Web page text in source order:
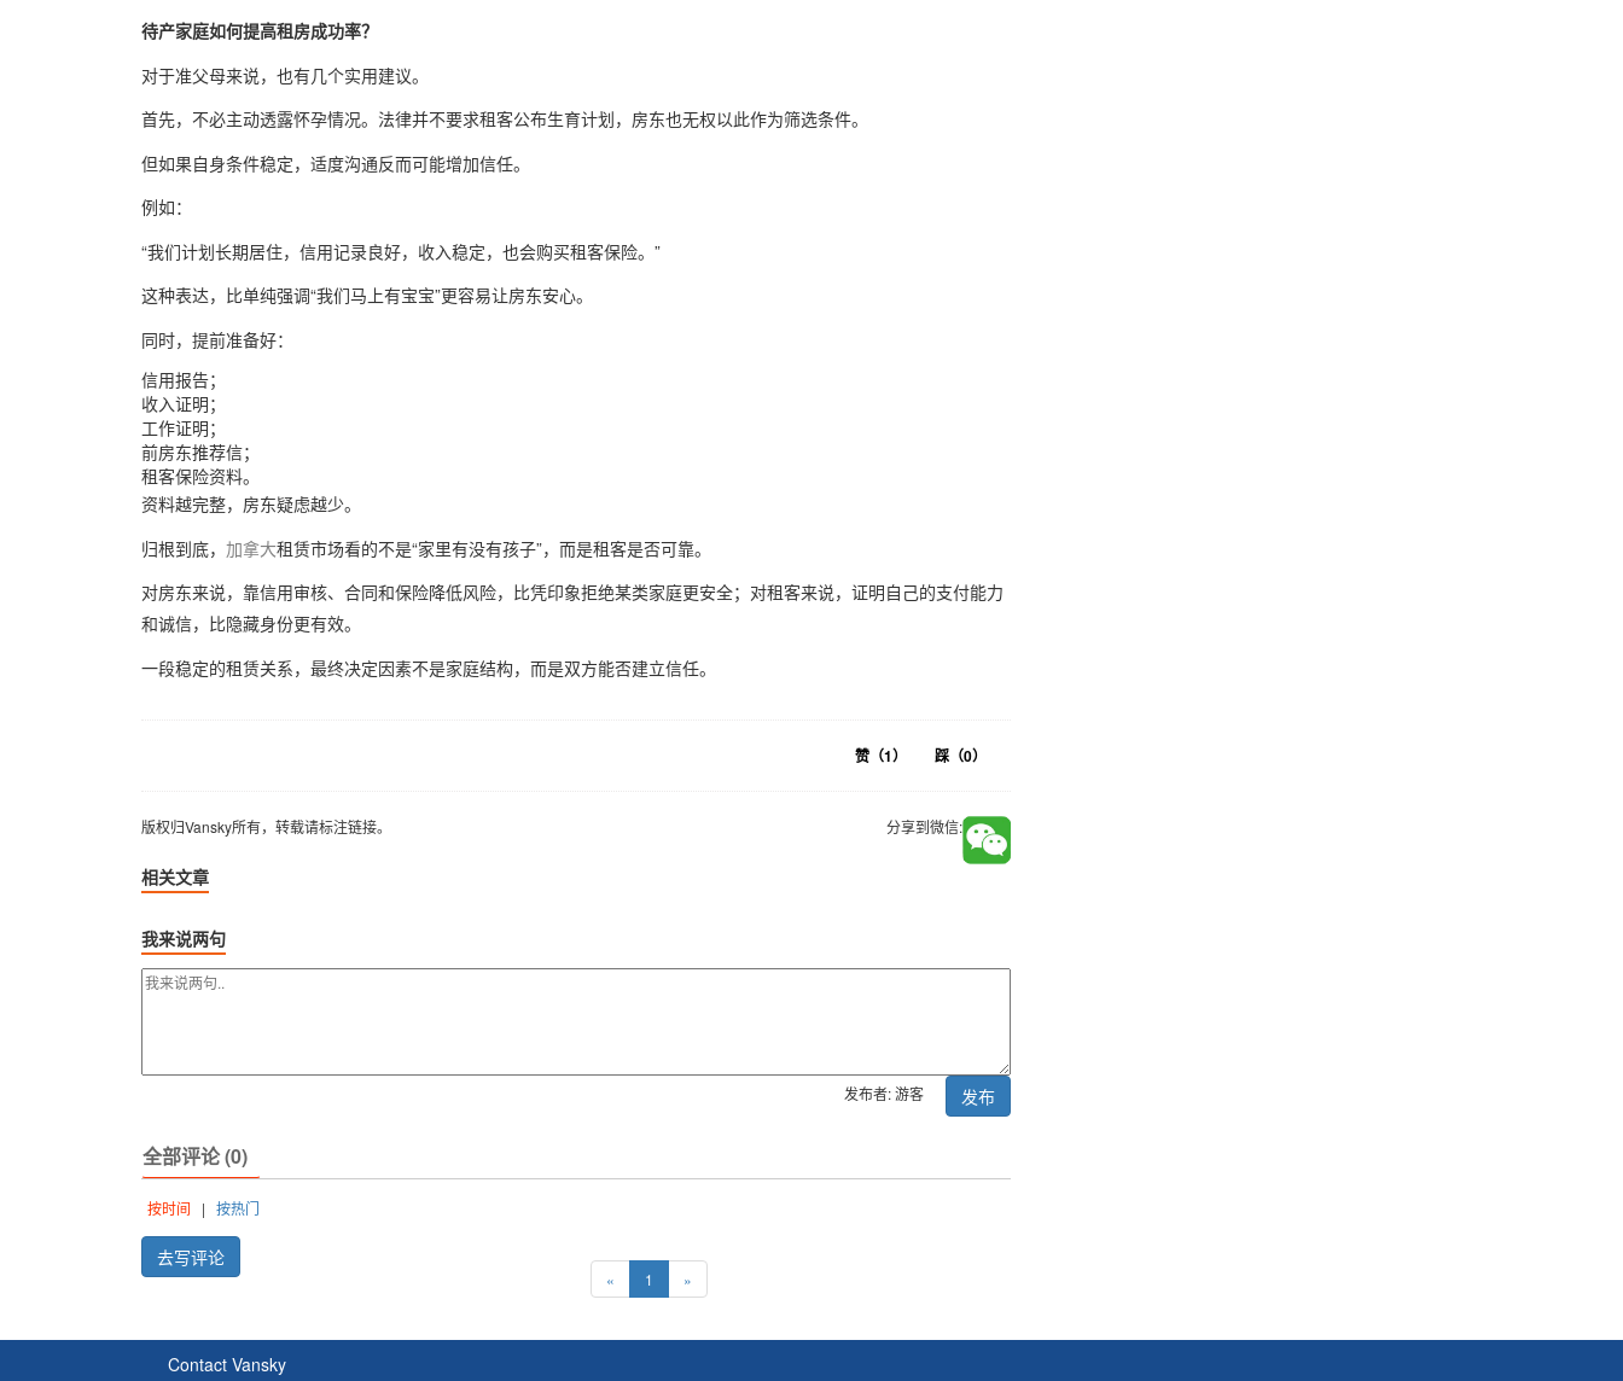
待产家庭如何提高租房成功率？
对于准父母来说，也有几个实用建议。
首先，不必主动透露怀孕情况。法律并不要求租客公布生育计划，房东也无权以此作为筛选条件。
但如果自身条件稳定，适度沟通反而可能增加信任。
例如：
“我们计划长期居住，信用记录良好，收入稳定，也会购买租客保险。”
这种表达，比单纯强调“我们马上有宝宝”更容易让房东安心。
同时，提前准备好：
信用报告；
收入证明；
工作证明；
前房东推荐信；
租客保险资料。
资料越完整，房东疑虑越少。
归根到底， 加拿大租赁市场看的不是“家里有没有孩子”，而是租客是否可靠。
对房东来说，靠信用审核、合同和保险降低风险，比凭印象拒绝某类家庭更安全；对租客来说，证明自己的支付能力
和诚信，比隐藏身份更有效。
一段稳定的租赁关系，最终决定因素不是家庭结构，而是双方能否建立信任。
赞（1） 踩（0）
版权归Vansky所有，转载请标注链接。 分享到微信:
相关文章
我来说两句
发布者: 游客 发布
全部评论 (0)
按时间 | 按热门
去写评论
« 1 »
Contact Vansky